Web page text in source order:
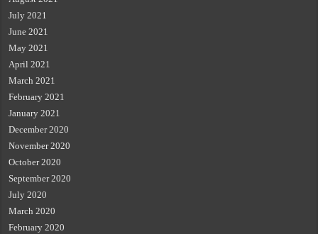
July 2021
June 2021
May 2021
April 2021
March 2021
February 2021
January 2021
December 2020
November 2020
October 2020
September 2020
July 2020
March 2020
February 2020